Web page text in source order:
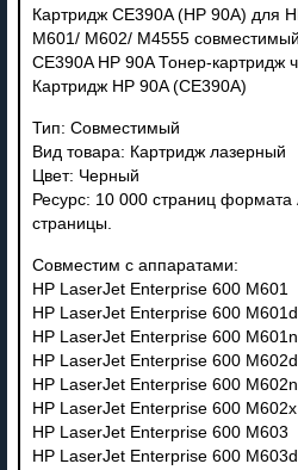
Картридж CE390A (HP 90A) для
M601/ M602/ M4555 совместимый
CE390A HP 90A Тонер-картридж
Картридж HP 90A (CE390A)
Тип: Совместимый
Вид товара: Картридж лазерный
Цвет: Черный
Ресурс: 10 000 страниц
страницы.
Совместим с аппаратами:
HP LaserJet Enterprise 600 M601
HP LaserJet Enterprise 600
HP LaserJet Enterprise 600 M601n
HP LaserJet Enterprise 600
HP LaserJet Enterprise 600 M602n
HP LaserJet Enterprise 600 M602x
HP LaserJet Enterprise 600 M603
HP LaserJet Enterprise 600